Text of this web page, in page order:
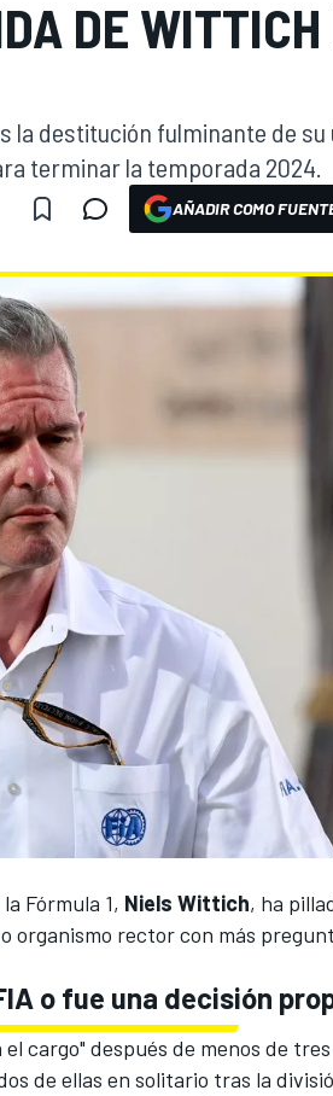
DE WITTICH
la destitución fulminante de su
terminar la temporada 2024.
AÑADIR COMO
Fórmula 1, Niels Wittich, ha
organismo rector con más
o fue una decisión
cargo" después de menos de tres
de ellas en solitario tras la